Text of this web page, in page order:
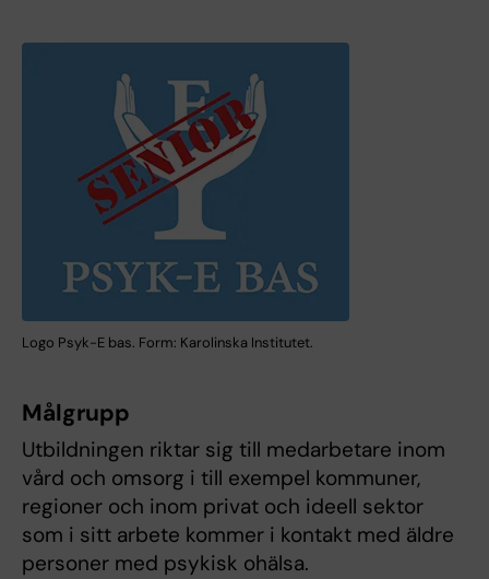
Logo Psyk-E bas. Form: Karolinska Institutet.
Målgrupp
Utbildningen riktar sig till medarbetare inom
vård och omsorg i till exempel kommuner,
regioner och inom privat och ideell sektor
som i sitt arbete kommer i kontakt med äldre
personer med psykisk ohälsa.